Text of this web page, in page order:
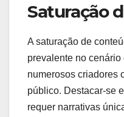
Saturação
A saturação de
prevalente no
numerosos criadores
público. Destacar-se
requer narrativas